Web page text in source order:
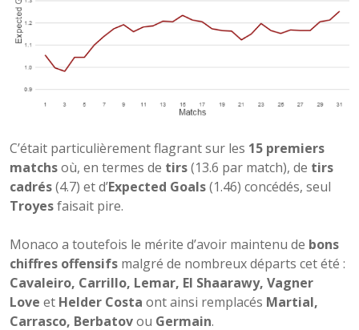
C’était particulièrement flagrant sur les 15 premiers
matchsoù, en termes de tirs(13.6 par match), de tirs
cadrés(4.7) et d’Expected Goals(1.46) concédés, seul
Troyesfaisait pire.
Monaco a toutefois le mérite d’avoir maintenu de bons
chiffres offensifs malgré de nombreux départs cet été :
Cavaleiro, Carrillo, Lemar, El Shaarawy, Vagner
Love et Helder Costa ont ainsi remplacés Martial,
Carrasco, Berbatovou Germain.